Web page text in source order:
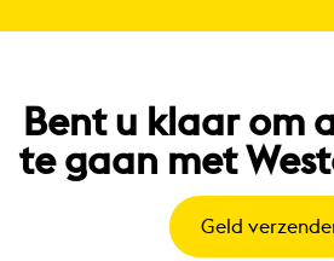
Bent u klaar om
te gaan met
Geld